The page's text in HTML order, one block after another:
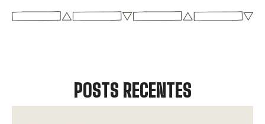
POSTS RECENTES